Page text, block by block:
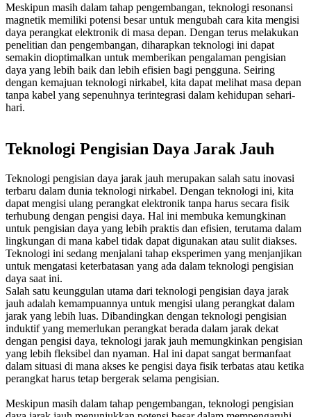
Meskipun masih dalam tahap pengembangan, teknologi resonansi
magnetik memiliki potensi besar untuk mengubah cara kita mengisi
daya perangkat elektronik di masa depan. Dengan terus melakukan
penelitian dan pengembangan, diharapkan teknologi ini dapat
semakin dioptimalkan untuk memberikan pengalaman pengisian
daya yang lebih baik dan lebih efisien bagi pengguna. Seiring
dengan kemajuan teknologi nirkabel, kita dapat melihat masa depan
tanpa kabel yang sepenuhnya terintegrasi dalam kehidupan sehari-
hari.
Teknologi Pengisian Daya Jarak Jauh
Teknologi pengisian daya jarak jauh merupakan salah satu inovasi
terbaru dalam dunia teknologi nirkabel. Dengan teknologi ini, kita
dapat mengisi ulang perangkat elektronik tanpa harus secara fisik
terhubung dengan pengisi daya. Hal ini membuka kemungkinan
untuk pengisian daya yang lebih praktis dan efisien, terutama dalam
lingkungan di mana kabel tidak dapat digunakan atau sulit diakses.
Teknologi ini sedang menjalani tahap eksperimen yang menjanjikan
untuk mengatasi keterbatasan yang ada dalam teknologi pengisian
daya saat ini.
Salah satu keunggulan utama dari teknologi pengisian daya jarak
jauh adalah kemampuannya untuk mengisi ulang perangkat dalam
jarak yang lebih luas. Dibandingkan dengan teknologi pengisian
induktif yang memerlukan perangkat berada dalam jarak dekat
dengan pengisi daya, teknologi jarak jauh memungkinkan pengisian
yang lebih fleksibel dan nyaman. Hal ini dapat sangat bermanfaat
dalam situasi di mana akses ke pengisi daya fisik terbatas atau ketika
perangkat harus tetap bergerak selama pengisian.
Meskipun masih dalam tahap pengembangan, teknologi pengisian